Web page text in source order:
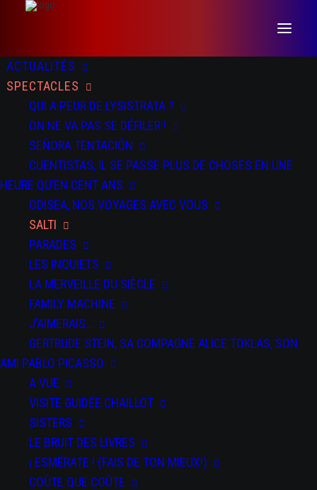
ACTUALITÉS
SPECTACLES
QUI A PEUR DE LYSISTRATA ?
ON NE VA PAS SE DÉFILER !
SEÑORA TENTACIÓN
CUENTISTAS, IL SE PASSE PLUS DE CHOSES EN UNE
HEURE QU’EN CENT ANS
ODISEA, NOS VOYAGES AVEC VOUS
SALTI
PARADES
LES INQUIETS
LA MERVEILLE DU SIÈCLE
FAMILY MACHINE
J’AIMERAIS…
GERTRUDE STEIN, SA COMPAGNE ALICE TOKLAS, SON
AMI PABLO PICASSO
A VUE
VISITE GUIDÉE CHAILLOT
SISTERS
LE BRUIT DES LIVRES
¡ ESMÉRATE ! (FAIS DE TON MIEUX!)
COÛTE QUE COÛTE
DATES DOSSIER PRESSE TEASER
DU 13 AU 14 NOV 2025
Rencontres Chorégraphiques Internationales de Seine Saint-
Denis à Bondy et Pantin
DU 19 AU 22 NOV 2025
La Machinerie - Vénissieux
DU 07 JAN 2026AU 09 FÉV 2026
La Filature, Scène Nationale - Mulhouse
Festival Kidanse - L'Échangeur CDCN de Château-Thierry
DU 02 AU 03 AVR 2026
DU 09 AU 11 AVR 2026
Auditorium Jean-Pierre Miquel - Ville de Vincennes